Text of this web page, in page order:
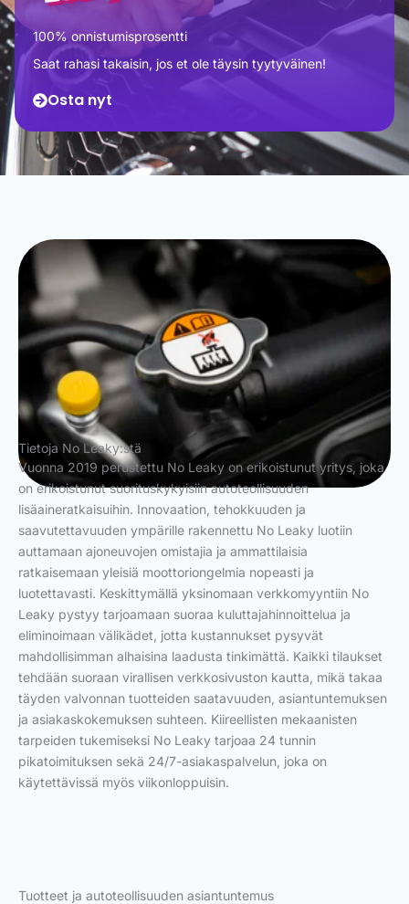
100% onnistumisprosentti
Saat rahasi takaisin, jos et ole täysin tyytyväinen!
Osta nyt
Tietoja No Leaky:stä
Vuonna 2019 perustettu No Leaky on erikoistunut yritys, joka
on erikoistunut suorituskykyisiin autoteollisuuden
lisäaineratkaisuihin. Innovaation, tehokkuuden ja
saavutettavuuden ympärille rakennettu No Leaky luotiin
auttamaan ajoneuvojen omistajia ja ammattilaisia
ratkaisemaan yleisiä moottoriongelmia nopeasti ja
luotettavasti. Keskittymällä yksinomaan verkkomyyntiin No
Leaky pystyy tarjoamaan suoraa kuluttajahinnoittelua ja
eliminoimaan välikädet, jotta kustannukset pysyvät
mahdollisimman alhaisina laadusta tinkimättä. Kaikki tilaukset
tehdään suoraan virallisen verkkosivuston kautta, mikä takaa
täyden valvonnan tuotteiden saatavuuden, asiantuntemuksen
ja asiakaskokemuksen suhteen. Kiireellisten mekaanisten
tarpeiden tukemiseksi No Leaky tarjoaa 24 tunnin
pikatoimituksen sekä 24/7-asiakaspalvelun, joka on
käytettävissä myös viikonloppuisin.
Tuotteet ja autoteollisuuden asiantuntemus